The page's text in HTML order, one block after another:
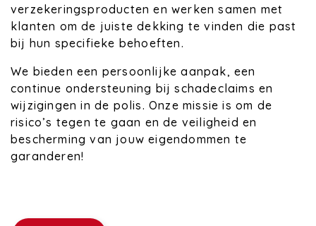
verzekeringsproducten en werken samen met
klanten om de juiste dekking te vinden die past
bij hun specifieke behoeften.
We bieden een persoonlijke aanpak, een
continue ondersteuning bij schadeclaims en
wijzigingen in de polis. Onze missie is om de
risico’s tegen te gaan en de veiligheid en
bescherming van jouw eigendommen te
garanderen!